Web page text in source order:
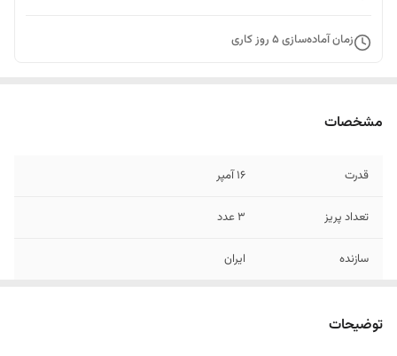
زمان آماده‌سازی5 روز کاری
مشخصات
قدرت ۱۶ آمپر
تعداد پریز ۳ عدد
سازنده ایران
توضیحات